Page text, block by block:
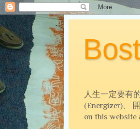
人生一定要有
(Energizer)、
on this website